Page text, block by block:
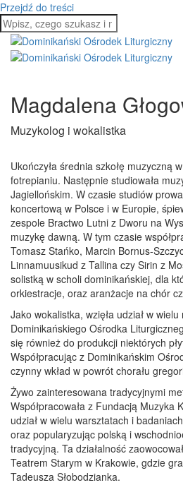
Przejdź do treści
Magdalena
Muzykolog i wokalistka
Ukończyła średnia szkołę muzyczną
fotrepianiu. Następnie studiowała
Jagiellońskim. W czasie studiów
koncertową w Polsce i w Europie,
zespole Bractwo Lutni z Dworu na
muzykę dawną. W tym czasie
Tomasz Stańko, Marcin Bornus-
Linnamuusikud z Tallina czy Sirin z
solistką w scholi dominikańskiej, dla
orkiestracje, oraz aranżacje na chór
Jako wokalistka, wzięła udział w
Dominikańskiego Ośrodka
się również do produkcji niektórych
Współpracując z Dominikańskim
czynny wkład w powrót chorału
Żywo zainteresowana tradycyjnymi
Współpracowała z Fundacją Muzyka
udział w wielu warsztatach i
oraz popularyzując polską i
tradycyjną. Ta działalność
Teatrem Starym w Krakowie, gdzie
Tadeusza Słobodzianka.